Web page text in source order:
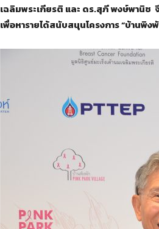
เฉลิมพระเกียรติ และ ดร.สุภี พงษ์พานิ
เพื่อหารายได้สนับสนุนโครงการ “บ้านพิง